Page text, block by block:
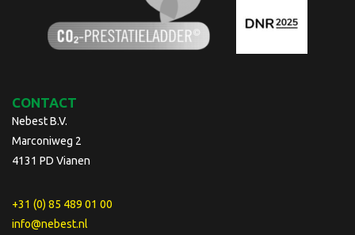
CONTACT
Nebest B.V.
Marconiweg 2
4131 PD Vianen
+31 (0) 85 489 01 00
info@nebest.nl